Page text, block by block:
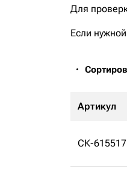
Для
Если
Артикул
СК-